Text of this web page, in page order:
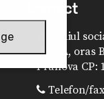
Contact
Sediul
nr.29A, oras
Prahova CP:
Telefon/